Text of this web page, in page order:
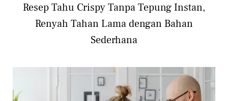
Resep Tahu Crispy Tanpa Tepung Instan,
Renyah Tahan Lama dengan Bahan
Sederhana